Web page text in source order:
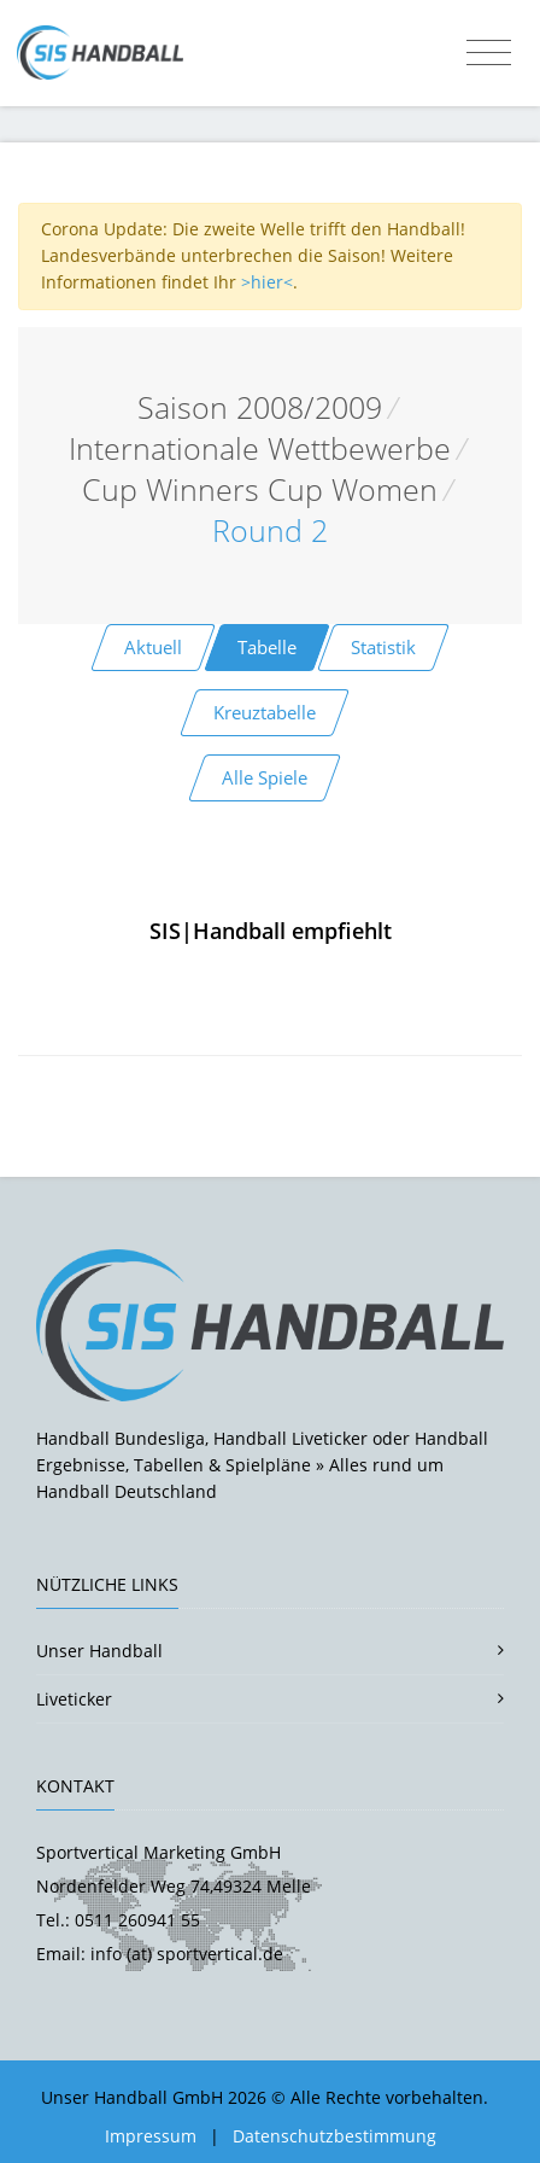
Corona Update: Die zweite Welle trifft den Handball!
Landesverbände unterbrechen die Saison! Weitere
Informationen findet Ihr >hier<.
Saison 2008/2009/
Internationale Wettbewerbe/
Cup Winners Cup Women/
Round 2
Aktuell Tabelle Statistik
Kreuztabelle
Alle Spiele
SIS|Handball empfiehlt
Handball Bundesliga, Handball Liveticker oder Handball
Ergebnisse, Tabellen & Spielpläne » Alles rund um
Handball Deutschland
NÜTZLICHE LINKS
Unser Handball
Liveticker
KONTAKT
Sportvertical Marketing GmbH
Nordenfelder Weg 74,49324 Melle
Tel.: 0511 260941 55
Email: info (at) sportvertical.de
Unser Handball GmbH 2026 © Alle Rechte vorbehalten.
Impressum
| Datenschutzbestimmung